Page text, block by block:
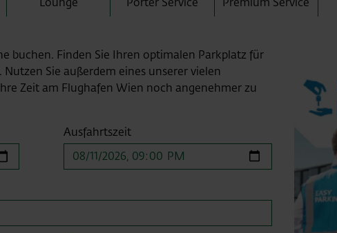
buchen. Finden Sie Ihren optimalen Parkplatz für
Sie außerdem eines unserer vielen
Zeit am Flughafen Wien noch angenehmer zu
Ausfahrtszeit